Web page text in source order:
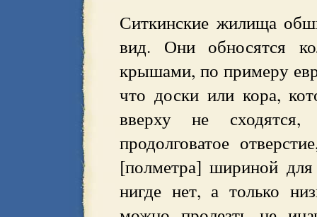
Ситкинские жилища
вид. Они обносятся
крышами, по примеру
что доски или кора,
вверху не
продолговатое
[полметра] шириной
нигде нет, а только